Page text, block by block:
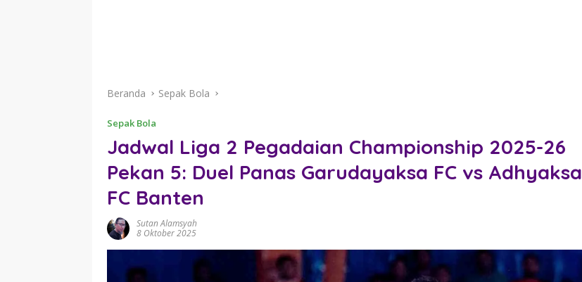
Beranda Sepak Bola
Sepak Bola
Jadwal Liga 2 Pegadaian Championship 2025-26
Pekan 5: Duel Panas Garudayaksa FC vs Adhyaksa
FC Banten
Sutan Alamsyah
8 Oktober 2025